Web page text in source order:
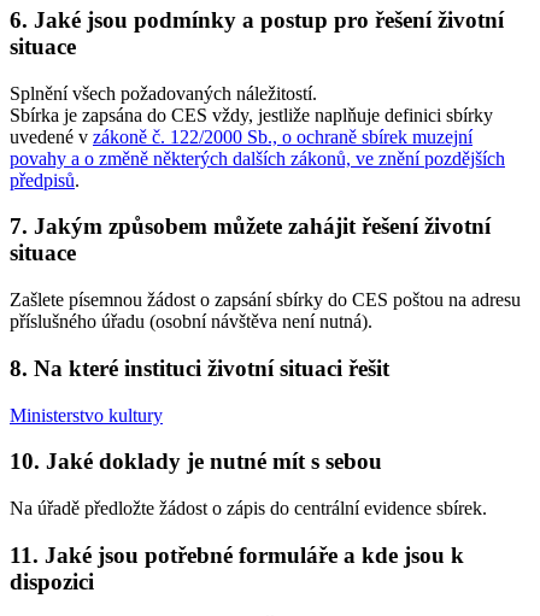
6. Jaké jsou podmínky a postup pro řešení životní
situace
Splnění všech požadovaných náležitostí.
Sbírka je zapsána do CES vždy, jestliže naplňuje definici sbírky
uvedené v zákoně č. 122/2000 Sb., o ochraně sbírek muzejní
povahy a o změně některých dalších zákonů, ve znění pozdějších
předpisů.
7. Jakým způsobem můžete zahájit řešení životní
situace
Zašlete písemnou žádost o zapsání sbírky do CES poštou na adresu
příslušného úřadu (osobní návštěva není nutná).
8. Na které instituci životní situaci řešit
Ministerstvo kultury
10. Jaké doklady je nutné mít s sebou
Na úřadě předložte žádost o zápis do centrální evidence sbírek.
11. Jaké jsou potřebné formuláře a kde jsou k
dispozici